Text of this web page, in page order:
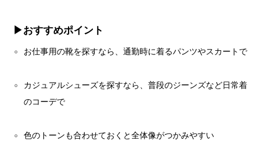
▶︎おすすめポイント
お仕事用の靴を探すなら、通勤時に着るパンツやスカートで
カジュアルシューズを探すなら、普段のジーンズなど日常着
のコーデで
色のトーンも合わせておくと全体像がつかみやすい